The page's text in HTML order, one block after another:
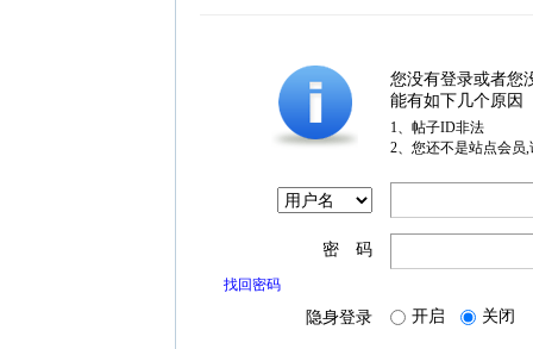
您没有登录或者您
能有如下几个原因
1、帖子ID非法
2、您还不是站点会员
密 码
找回密码
隐身登录 开启 关闭